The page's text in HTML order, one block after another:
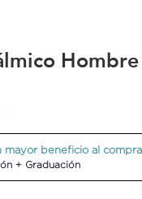
mayor beneficio al
+ Graduación